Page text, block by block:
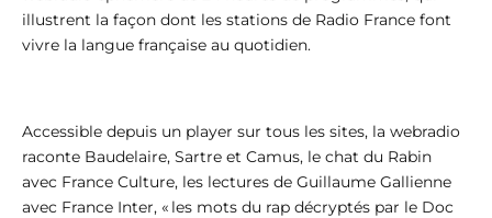
illustrent la façon dont les stations de Radio France font
vivre la langue française au quotidien.
Accessible depuis un player sur tous les sites, la webradio
raconte Baudelaire, Sartre et Camus, le chat du Rabin
avec France Culture, les lectures de Guillaume Gallienne
avec France Inter, « les mots du rap décryptés par le Doc